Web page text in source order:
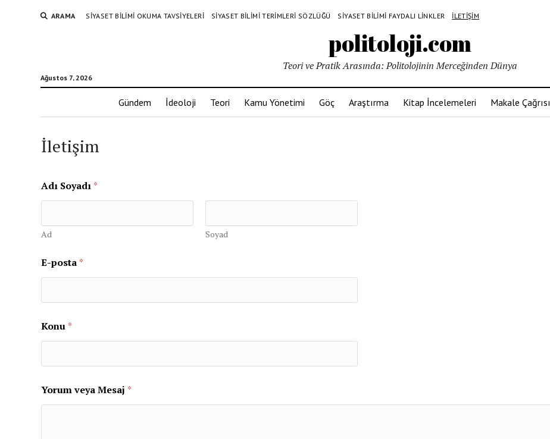
ARAMA SIYASET BILIMI OKUMA TAVSIYELERI SIYASET BILIMI TERIMLERI SÖZLÜĞÜ SIYASET BILIMI FAYDALI LINKLER İLETIŞIM
politoloji.com
Ağustos 7, 2026
Teori ve Pratik Arasında: Politolojinin Merceğinden Dünya
Gündem İdeoloji Teori Kamu Yönetimi Göç Araştırma Kitap İncelemeleri Makale Çağrısı
İletişim
e
y
e
j
Y
r
m
Adı Soyadı *
Ad Soyad
E-posta *
Konu *
Yorum veya Mesaj *